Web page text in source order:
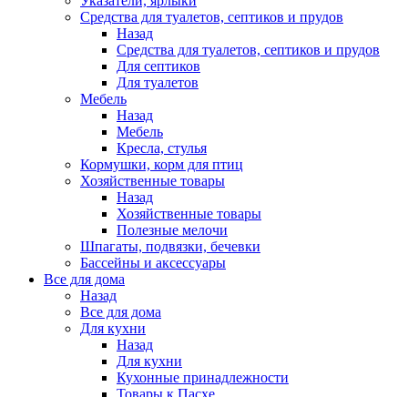
Средства для туалетов, септиков и прудов
Назад
Средства для туалетов, септиков и прудов
Для септиков
Для туалетов
Мебель
Назад
Мебель
Кресла, стулья
Кормушки, корм для птиц
Хозяйственные товары
Назад
Хозяйственные товары
Полезные мелочи
Шпагаты, подвязки, бечевки
Бассейны и аксессуары
Все для дома
Назад
Все для дома
Для кухни
Назад
Для кухни
Кухонные принадлежности
Товары к Пасхе